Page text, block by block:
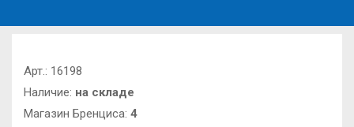
Арт.: 16198
Наличие: на складе
Магазин Бренциса: 4